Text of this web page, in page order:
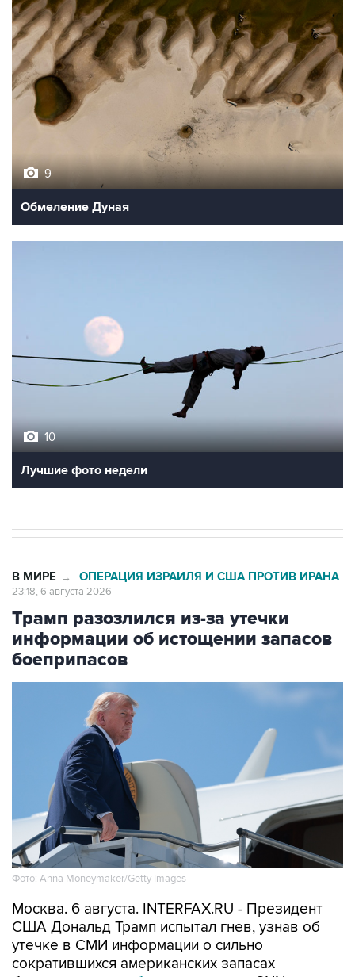
Обмеление Дуная
Лучшие фото недели
Трамп разозлился из-за утечки
информации об истощении запасов
боеприпасов
Фото: Anna Moneymaker/Getty Images
Москва. 6 августа. INTERFAX.RU - Президент
утечке в СМИ информации о сильно
сократившихся американских запасах
боеприпасов, сообщаетв четверг CNN со
ссылкой на источники.